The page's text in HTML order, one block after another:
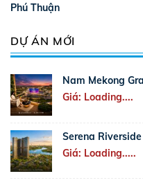
Phú Thuận
DỰ ÁN MỚI
Nam Mekong
Giá: Loading....
Serena Riverside
Giá: Loading.....